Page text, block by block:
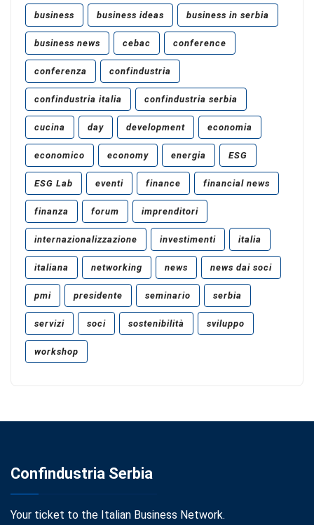
business business ideas business in serbia
business news cebac conference
conferenza confindustria
confindustria italia confindustria serbia
cucina day development economia
economico economy energia ESG
ESG Lab eventi finance financial news
finanza forum imprenditori
internazionalizzazione investimenti italia
italiana networking news news dai soci
pmi presidente seminario serbia
servizi soci sostenibilità sviluppo
workshop
Confindustria Serbia
Your ticket to the Italian Business Network.